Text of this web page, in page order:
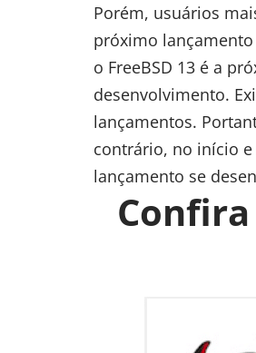
Porém, usuários
próximo
o FreeBSD 13 é a
desenvolvimento.
lançamentos.
contrário, no início
lançamento se